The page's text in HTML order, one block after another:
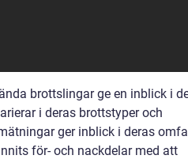
brottslingar ge en inblick i
i deras brottstyper och
ger inblick i deras
för- och nackdelar med att